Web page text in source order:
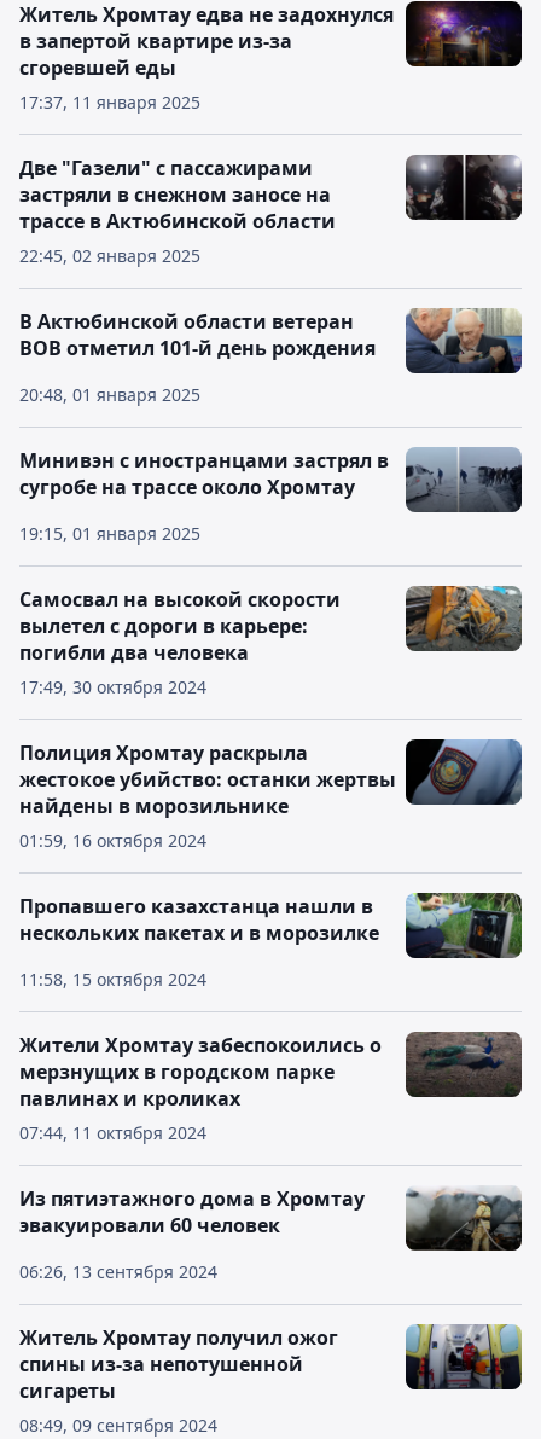
17:37, 11 января 2025
Житель Хромтау едва не задохнулся
в запертой квартире из-за
сгоревшей еды
22:45, 02 января 2025
Две "Газели" с пассажирами
застряли в снежном заносе на
трассе в Актюбинской области
20:48, 01 января 2025
В Актюбинской области ветеран
ВОВ отметил 101-й день рождения
19:15, 01 января 2025
Минивэн с иностранцами застрял в
сугробе на трассе около Хромтау
17:49, 30 октября 2024
Самосвал на высокой скорости
вылетел с дороги в карьере:
погибли два человека
01:59, 16 октября 2024
Полиция Хромтау раскрыла
жестокое убийство: останки жертвы
найдены в морозильнике
11:58, 15 октября 2024
Пропавшего казахстанца нашли в
нескольких пакетах и в морозилке
07:44, 11 октября 2024
Жители Хромтау забеспокоились о
мерзнущих в городском парке
павлинах и кроликах
06:26, 13 сентября 2024
Из пятиэтажного дома в Хромтау
эвакуировали 60 человек
08:49, 09 сентября 2024
Житель Хромтау получил ожог
спины из-за непотушенной
сигареты